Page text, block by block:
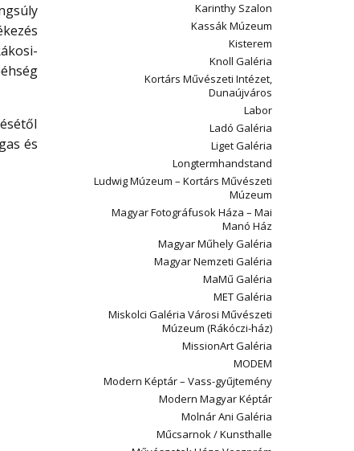
és
Karinthy Szalon
Kassák Múzeum
Kisterem
Knoll Galéria
Kortárs Művészeti Intézet,
Dunaújváros
Labor
Ladó Galéria
Liget Galéria
Longtermhandstand
Ludwig Múzeum – Kortárs Művészeti
Múzeum
Magyar Fotográfusok Háza – Mai
Manó Ház
Magyar Műhely Galéria
Magyar Nemzeti Galéria
MaMű Galéria
MET Galéria
Miskolci Galéria Városi Művészeti
Múzeum (Rákóczi-ház)
MissionArt Galéria
MODEM
Modern Képtár – Vass-gyűjtemény
Modern Magyar Képtár
Molnár Ani Galéria
Műcsarnok / Kunsthalle